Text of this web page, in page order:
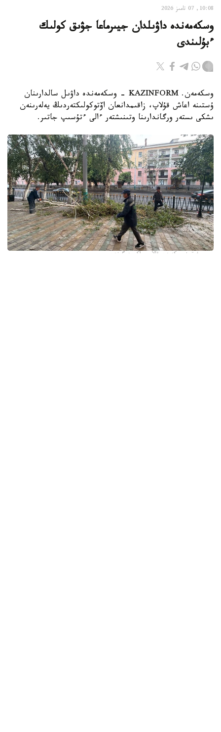
10:08, 07 تامىز 2026
وسكەمەندە داۋىلدان جيىرماعا جۋىق كولىك
ءبۇلىندى
وسكەمەن. KAZINFORM - وسكەمەندە داۋىل سالدارىنان
ۇستىنە اعاش قۇلاپ، زاقىمدانعان اۆتوكولىكتەردىڭ يەلەرىنەن
ىشكى ىستەر ورگاندارىنا وتىنىشتەر ءالى ءتۇسىپ جاتىر.
فوتو: وسكەمەن قالاسى اكىمدىگىنەن